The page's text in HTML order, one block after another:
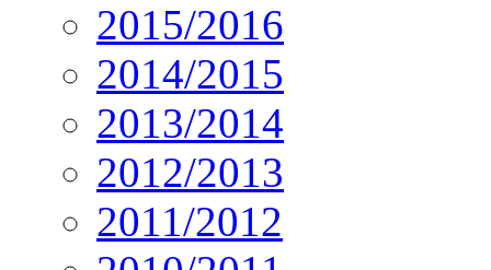
2015/2016
2014/2015
2013/2014
2012/2013
2011/2012